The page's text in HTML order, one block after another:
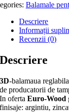
Balamale
Descriere
Informații
Recenzii (0)
Descriere
3D-balamaua
de producatorii de
In ofertaEuro-Wood
finisaje: argintiu,